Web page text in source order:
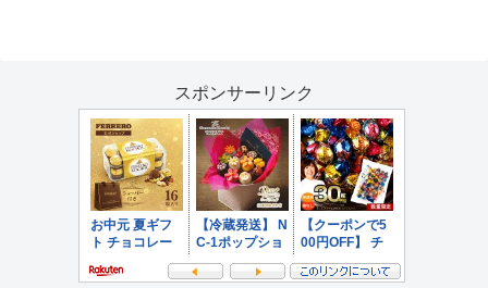
スポンサーリンク